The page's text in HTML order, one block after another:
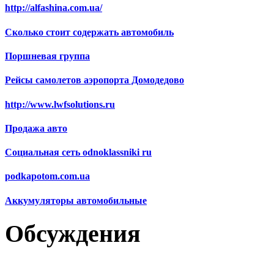
http://alfashina.com.ua/
Сколько стоит содержать автомобиль
Поршневая группа
Рейсы самолетов аэропорта Домодедово
http://www.lwfsolutions.ru
Продажа авто
Социальная сеть odnoklassniki ru
podkapotom.com.ua
Аккумуляторы автомобильные
Обсуждения